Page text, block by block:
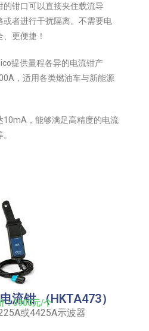
的钳口可以直接夹住载流导
者进行干扰隔离。不需要电
更便捷！
提供量程各异的电流钳产
，适用各类燃油车与新能源
10mA，能够满足高精度的电流
流钳 （HKTA473）
：3900元/个
或4425A示波器